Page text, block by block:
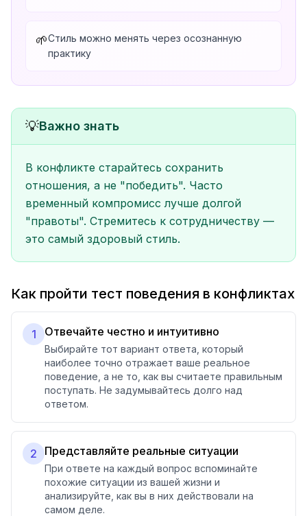
🌱Стиль можно менять через осознанную
практику
💡Важно знать
В конфликте старайтесь сохранить
отношения, а не "победить". Часто
временный компромисс лучше долгой
"правоты". Стремитесь к сотрудничеству —
это самый здоровый стиль.
Как пройти тест поведения в конфликтах
1 Отвечайте честно и интуитивно
Выбирайте тот вариант ответа, который
наиболее точно отражает ваше реальное
поведение, а не то, как вы считаете правильным
поступать. Не задумывайтесь долго над
ответом.
2 Представляйте реальные ситуации
При ответе на каждый вопрос вспоминайте
похожие ситуации из вашей жизни и
анализируйте, как вы в них действовали на
самом деле.